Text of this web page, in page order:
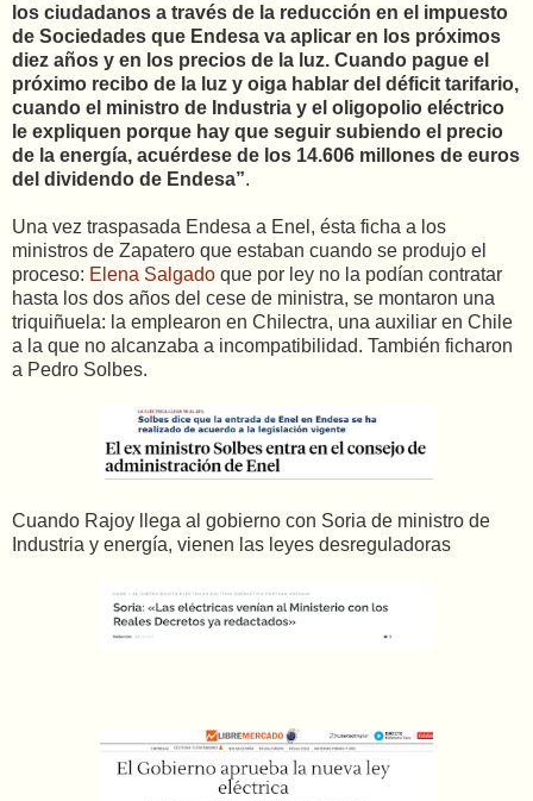
los ciudadanos a través de la reducción en el impuesto
de Sociedades que Endesa va aplicar en los próximos
diez años y en los precios de la luz. Cuando pague el
próximo recibo de la luz y oiga hablar del déficit tarifario,
cuando el ministro de Industria y el oligopolio eléctrico
le expliquen porque hay que seguir subiendo el precio
de la energía, acuérdese de los 14.606 millones de euros
del dividendo de Endesa”.
Una vez traspasada Endesa a Enel, ésta ficha a los
ministros de Zapatero que estaban cuando se produjo el
proceso: Elena Salgado que por ley no la podían contratar
hasta los dos años del cese de ministra, se montaron una
triquiñuela: la emplearon en Chilectra, una auxiliar en Chile
a la que no alcanzaba a incompatibilidad. También ficharon
a Pedro Solbes.
Cuando Rajoy llega al gobierno con Soria de ministro de
Industria y energía, vienen las leyes desreguladoras